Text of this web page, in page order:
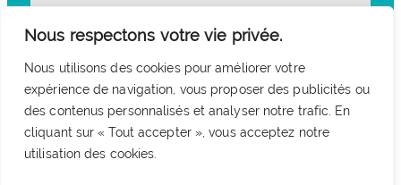
Nous respectons votre vie privée.
Nous utilisons des cookies pour améliorer votre
expérience de navigation, vous proposer des publicités ou
des contenus personnalisés et analyser notre trafic. En
cliquant sur « Tout accepter », vous acceptez notre
utilisation des cookies.